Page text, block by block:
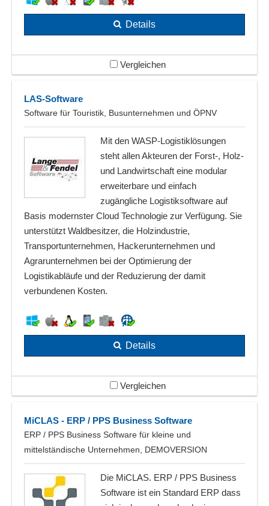
Details
Vergleichen
LAS-Software
Software für Touristik, Busunternehmen und ÖPNV
Mit den WASP-Logistiklösungen
steht allen Akteuren der Forst-, Holz-
und Landwirtschaft eine modular
erweiterbare und einfach
zugängliche Logistiksoftware auf
Basis modernster Cloud Technologie zur Verfügung. Sie
unterstützt Waldbesitzer, die Holzindustrie,
Transportunternehmen, Hackerunternehmen und
Agrarunternehmen bei der Optimierung der
Logistikabläufe und der Reduzierung der damit
verbundenen Kosten.
Details
Vergleichen
MiCLAS - ERP / PPS Business Software
ERP / PPS Business Software für kleine und
mittelständische Unternehmen, DEMOVERSION
Die MiCLAS. ERP / PPS Business
Software ist ein Standard ERP dass